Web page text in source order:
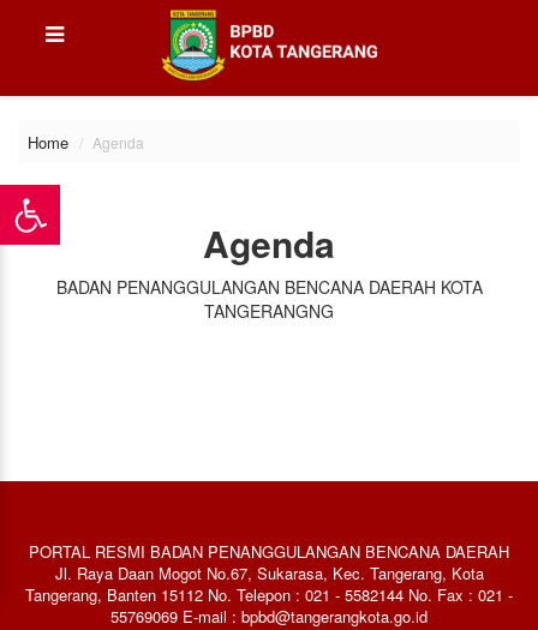
Home Agenda
Agenda
BADAN PENANGGULANGAN BENCANA DAERAH KOTA
TANGERANGNG
PORTAL RESMI BADAN PENANGGULANGAN BENCANA DAERAH
Jl. Raya Daan Mogot No.67, Sukarasa, Kec. Tangerang, Kota
Tangerang, Banten 15112 No. Telepon : 021 - 5582144 No. Fax : 021 -
55769069 E-mail : bpbd@tangerangkota.go.id